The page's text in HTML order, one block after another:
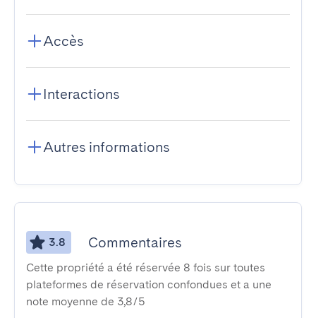
Accès
Interactions
Autres informations
3.8 Commentaires
Cette propriété a été réservée 8 fois sur toutes
plateformes de réservation confondues et a une
note moyenne de 3,8/5